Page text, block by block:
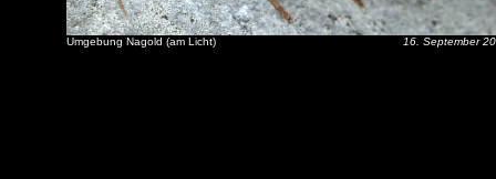
Umgebung Nagold (am Licht) 16. September